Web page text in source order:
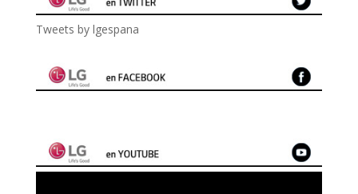
Tweets by lgespana